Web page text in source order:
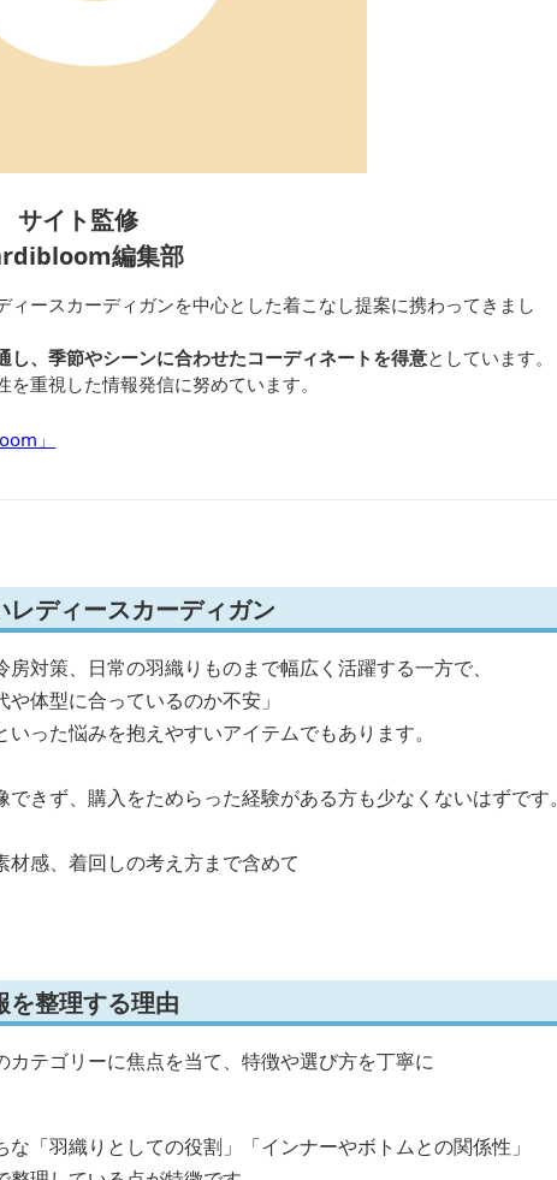
サイト監修
編集部
ースカーディガンを中心とした着こなし提案に携わってきまし
、季節やシーンに合わせたコーディネートを得意としています。
重視した情報発信に努めています。
」
ディースカーディガン
対策、日常の羽織りものまで幅広く活躍する一方で、
体型に合っているのか不安」
った悩みを抱えやすいアイテムでもあります。
きず、購入をためらった経験がある方も少なくないはずです。
感、着回しの考え方まで含めて
を整理する理由
テゴリーに焦点を当て、特徴や選び方を丁寧に
「羽織りとしての役割」「インナーやボトムとの関係性」